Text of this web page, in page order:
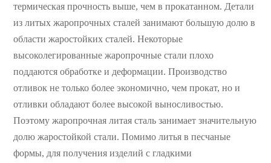
термическая прочность выше, чем в прокатанном. Детали
из литых жаропрочных сталей занимают большую долю в
области жаростойких сталей. Некоторые
высоколегированные жаропрочные стали плохо
поддаются обработке и деформации. Производство
отливок не только более экономично, чем прокат, но и
отливки обладают более высокой выносливостью.
Поэтому жаропрочная литая сталь занимает значительную
долю жаростойкой стали. Помимо литья в песчаные
формы, для получения изделий с гладкими